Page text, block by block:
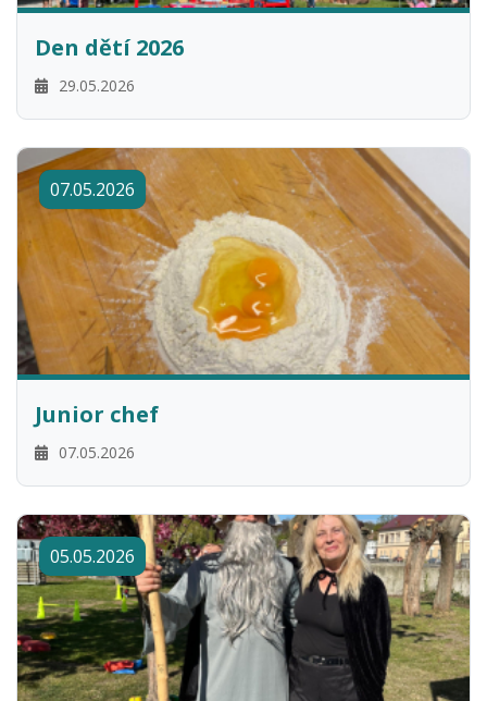
Den dětí 2026
29.05.2026
07.05.2026
Junior chef
07.05.2026
05.05.2026